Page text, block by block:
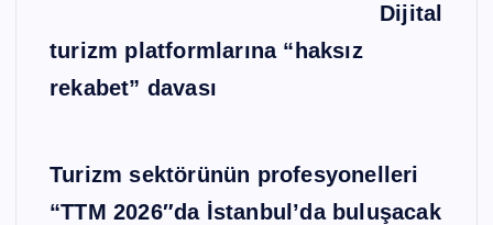
Dijital
turizm platformlarına “haksız
rekabet” davası
Turizm sektörünün profesyonelleri
“TTM 2026″da İstanbul’da buluşacak